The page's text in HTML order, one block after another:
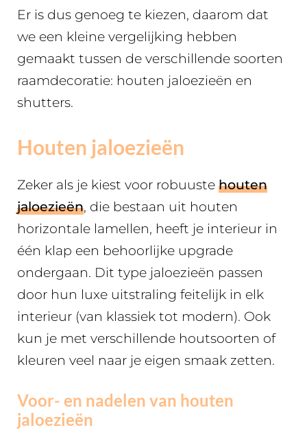
Er is dus genoeg te kiezen, daarom dat
we een kleine vergelijking hebben
gemaakt tussen de verschillende soorten
raamdecoratie: houten jaloezieën en
shutters.
Houten jaloezieën
Zeker als je kiest voor robuuste houten
jaloezieën, die bestaan uit houten
horizontale lamellen, heeft je interieur in
één klap een behoorlijke upgrade
ondergaan. Dit type jaloezieën passen
door hun luxe uitstraling feitelijk in elk
interieur (van klassiek tot modern). Ook
kun je met verschillende houtsoorten of
kleuren veel naar je eigen smaak zetten.
Voor- en nadelen van houten
jaloezieën